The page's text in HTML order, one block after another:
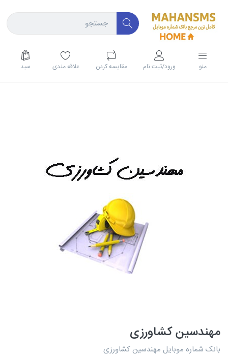
منو ورود/ثبت نام مقايسه كردن علاقه مندی سبد
مهندسین کشاورزی
بانک شماره موبایل مهندسین کشاورزی